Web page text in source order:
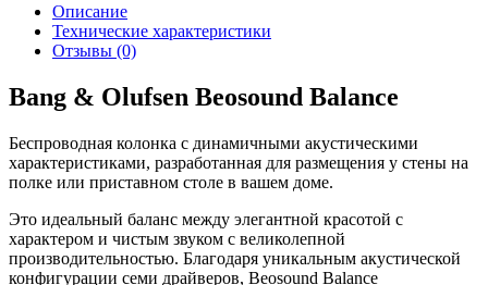
Описание
Технические характеристики
Отзывы (0)
Bang & Olufsen Beosound Balance
Беспроводная колонка с динамичными акустическими
характеристиками, разработанная для размещения у стены на
полке или приставном столе в вашем доме.
Это идеальный баланс между элегантной красотой с
характером и чистым звуком с великолепной
производительностью. Благодаря уникальным акустической
конфигурации семи драйверов, Beosound Balance